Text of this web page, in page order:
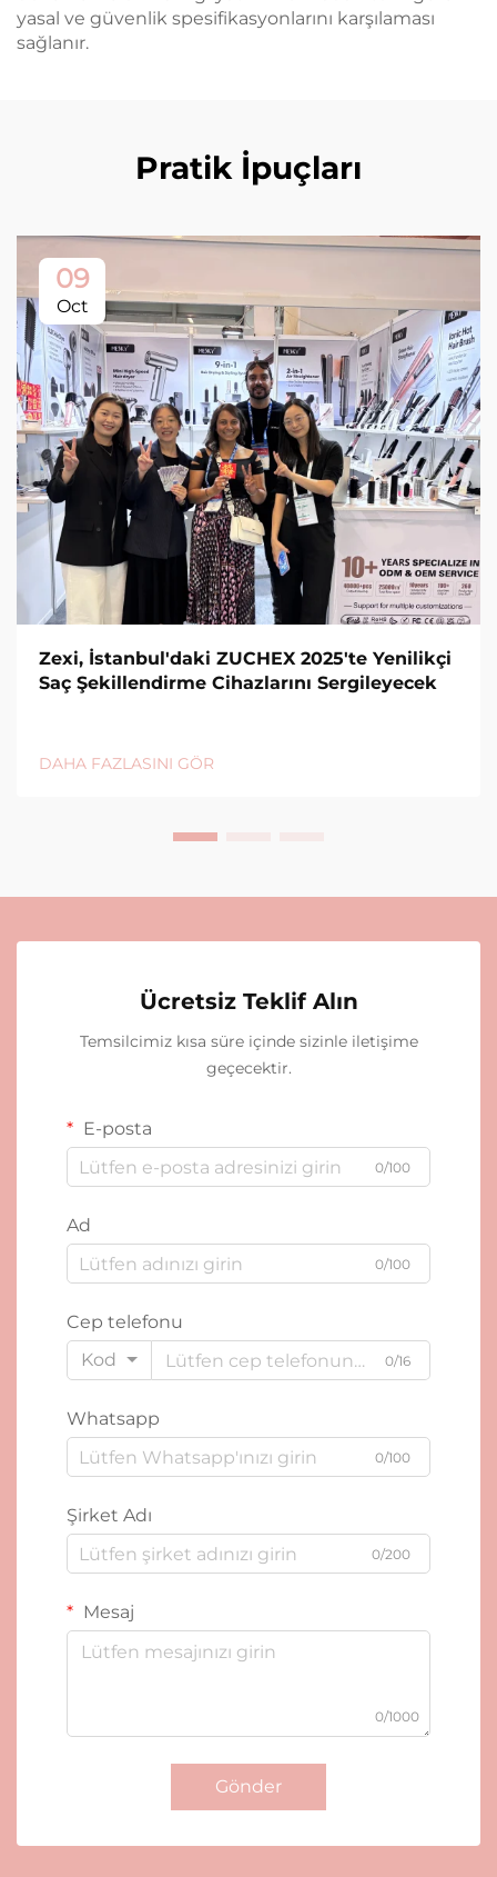
yasal ve güvenlik spesifikasyonlarını karşılaması
sağlanır.
Pratik İpuçları
09
Oct
Zexi, İstanbul'daki ZUCHEX 2025'te Yenilikçi
Saç Şekillendirme Cihazlarını Sergileyecek
DAHA FAZLASINI GÖR
Ücretsiz Teklif Alın
Temsilcimiz kısa süre içinde sizinle iletişime
geçecektir.
E-posta
0/100
Ad
0/100
Cep telefonu
Kod
0/16
Whatsapp
0/100
Şirket Adı
0/200
Mesaj
0/1000
Gönder